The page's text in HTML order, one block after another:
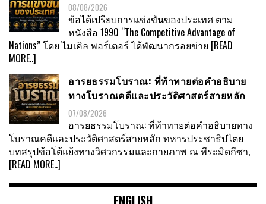
08/08/2026
ข้อได้เปรียบการแข่งขันของประเทศ ตาม
หนังสือ 1990 “The Competitive Advantage of
Nations” โดย ไมเคิล พอร์เตอร์ ได้พัฒนากรอยข่าย [READ
MORE..]
อารยธรรมโบราณ: ที่ท้าทายต่อคำอธิบาย
ทางโบราณคดีและประวัติศาสตร์สายหลัก
07/08/2026
อารยธรรมโบราณ: ที่ท้าทายต่อคำอธิบายทาง
โบราณคดีและประวัติศาสตร์สายหลัก ทหารประชาธิปไตย
บทสรุปข้อโต้แย้งทางวิศวกรรมและกายภาพ ณ พีระมิดกีซา,
[READ MORE..]